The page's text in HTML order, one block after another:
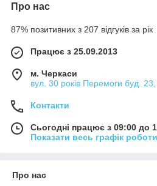
Про нас
87% позитивних з 207 відгуків за рік
Працює з 25.09.2013
м. Черкаси
вул. 30 років Перемоги буд.
Контакти
Сьогодні працює з 09:00 до
Показати весь графік роботи
Про нас